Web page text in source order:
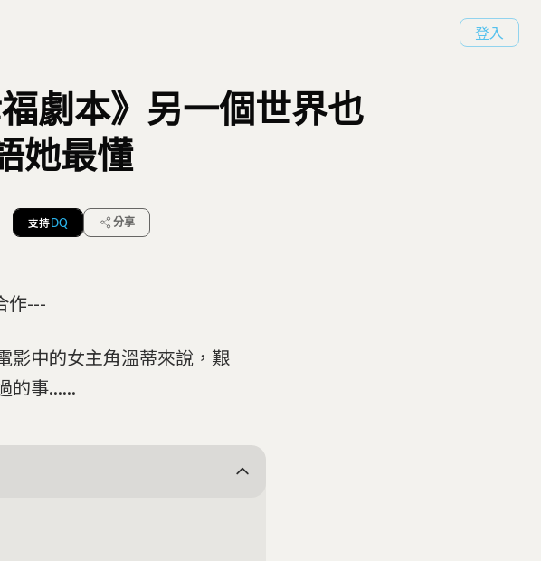
登入
劇本》另一個世界也
她最懂
支持 DQ 分享
作---
影中的女主角溫蒂來說，艱
的事......